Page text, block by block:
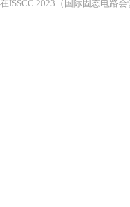
在ISSCC 2023（国际固态电路